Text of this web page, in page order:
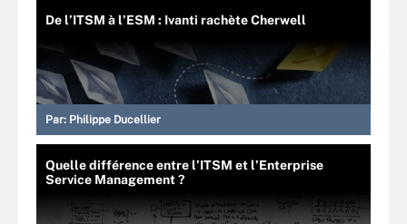
De l’ITSM à l’ESM : Ivanti rachète Cherwell
Par: Philippe Ducellier
Quelle différence entre l’ITSM et l’Enterprise
Service Management ?